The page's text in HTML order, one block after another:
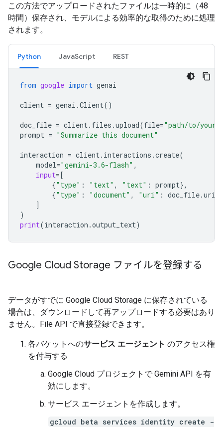
この方法でアップロードされたファイルは一時的に（48
時間）保存され、モデルによる効率的な取得のために処理
されます。
Python JavaScript REST
from google import genai
client = genai .Client()
doc_file = client. files .upload(file="path/to/your/
prompt = "Summarize this document"
interaction = client. interactions .create(
model="gemini-3.6-flash" ,
input=[
{"type" : "text" , "text" : prompt},
{"type" : "document" , "uri" : doc_file.uri
]
)
print(interaction .output_text)
Google Cloud Storage ファイルを登録する
データがすでに Google Cloud Storage に保存されている
場合は、ダウンロードして再アップロードする必要はあり
ません。File API で直接登録できます。
各バケットへのサービス エージェント のアクセス権
を付与する
Google Cloud プロジェクトで Gemini API を有
効にします。
サービス エージェントを作成します。
gcloud beta services identity create -